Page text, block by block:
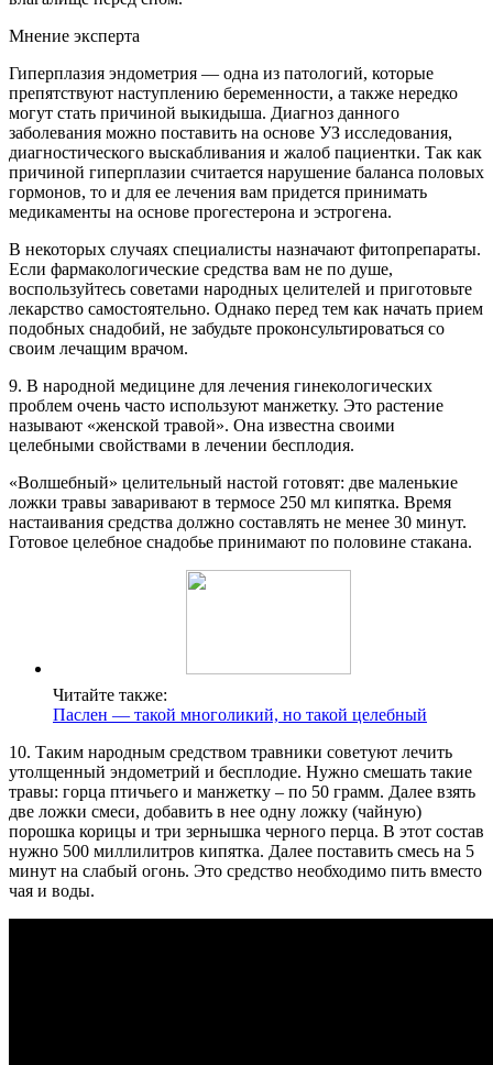
Мнение эксперта
Гиперплазия эндометрия — одна из патологий, которые
препятствуют наступлению беременности, а также нередко
могут стать причиной выкидыша. Диагноз данного
заболевания можно поставить на основе УЗ исследования,
диагностического выскабливания и жалоб пациентки. Так как
причиной гиперплазии считается нарушение баланса половых
гормонов, то и для ее лечения вам придется принимать
медикаменты на основе прогестерона и эстрогена.
В некоторых случаях специалисты назначают фитопрепараты.
Если фармакологические средства вам не по душе,
воспользуйтесь советами народных целителей и приготовьте
лекарство самостоятельно. Однако перед тем как начать прием
подобных снадобий, не забудьте проконсультироваться со
своим лечащим врачом.
9. В народной медицине для лечения гинекологических
проблем очень часто используют манжетку. Это растение
называют «женской травой». Она известна своими
целебными свойствами в лечении бесплодия.
«Волшебный» целительный настой готовят: две маленькие
ложки травы заваривают в термосе 250 мл кипятка. Время
настаивания средства должно составлять не менее 30 минут.
Готовое целебное снадобье принимают по половине стакана.
Читайте также:
Паслен — такой многоликий, но такой целебный
10. Таким народным средством травники советуют лечить
утолщенный эндометрий и бесплодие. Нужно смешать такие
травы: горца птичьего и манжетку – по 50 грамм. Далее взять
две ложки смеси, добавить в нее одну ложку (чайную)
порошка корицы и три зернышка черного перца. В этот состав
нужно 500 миллилитров кипятка. Далее поставить смесь на 5
минут на слабый огонь. Это средство необходимо пить вместо
чая и воды.